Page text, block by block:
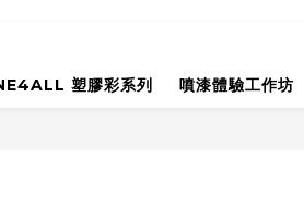
塑膠彩系列
噴漆體驗工作坊